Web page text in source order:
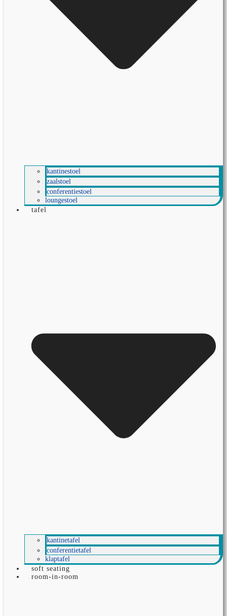
kantinestoel
zaalstoel
conferentiestoel
loungestoel
tafel
kantinetafel
conferentietafel
klaptafel
soft seating
room-in-room